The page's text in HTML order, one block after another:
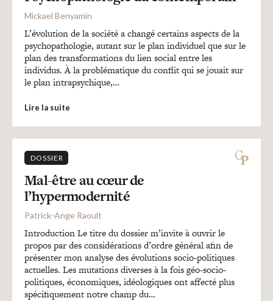
Mickael Benyamin
L’évolution de la société a changé certains aspects de la
psychopathologie, autant sur le plan individuel que sur le
plan des transformations du lien social entre les
individus. À la problématique du conflit qui se jouait sur
le plan intrapsychique,…
Lire la suite
DOSSIER
Mal-être au cœur de
l’hypermodernité
Patrick-Ange Raoult
Introduction Le titre du dossier m’invite à ouvrir le
propos par des considérations d’ordre général afin de
présenter mon analyse des évolutions socio-politiques
actuelles. Les mutations diverses à la fois géo-socio-
politiques, économiques, idéologiques ont affecté plus
spécifiquement notre champ du…